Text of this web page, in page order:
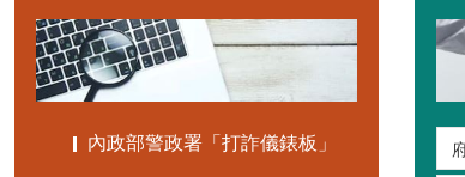
內政部警政署「打詐儀錶板」